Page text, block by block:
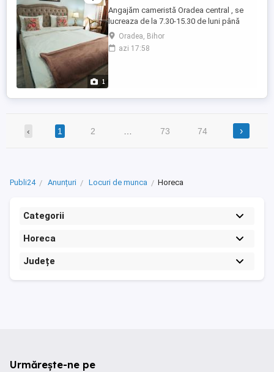
1
Angajăm cameristă Oradea central , se
lucreaza de la 7.30-15.30 de luni până
vineri , salar 2500 lei in mana plus o masa
,cafea,apa,suc .
Oradea, Bihor
azi 17:58
‹ 1 2 73 74 ›
Publi24 Anunțuri Locuri de munca Horeca
Categorii
Horeca
Județe
Urmărește-ne pe